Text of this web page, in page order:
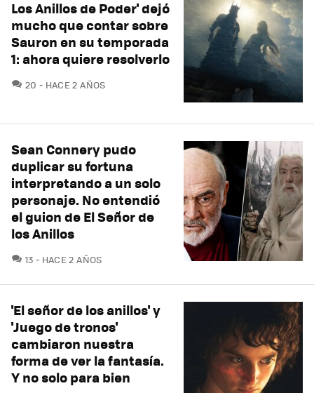
Los Anillos de Poder' dejó
mucho que contar sobre
Sauron en su temporada
1: ahora quiere resolverlo
20 COMENTARIOS
HACE 2 AÑOS
Sean Connery pudo
duplicar su fortuna
interpretando a un solo
personaje. No entendió
el guion de El Señor de
los Anillos
13 COMENTARIOS
HACE 2 AÑOS
'El señor de los anillos' y
'Juego de tronos'
cambiaron nuestra
forma de ver la fantasía.
Y no solo para bien